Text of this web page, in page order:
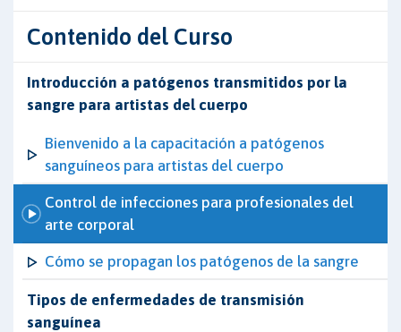
Contenido del Curso
Introducción a patógenos transmitidos por la
sangre para artistas del cuerpo
Bienvenido a la capacitación a patógenos
sanguíneos para artistas del cuerpo
Control de infecciones para profesionales del
arte corporal
Cómo se propagan los patógenos de la sangre
Tipos de enfermedades de transmisión
sanguínea